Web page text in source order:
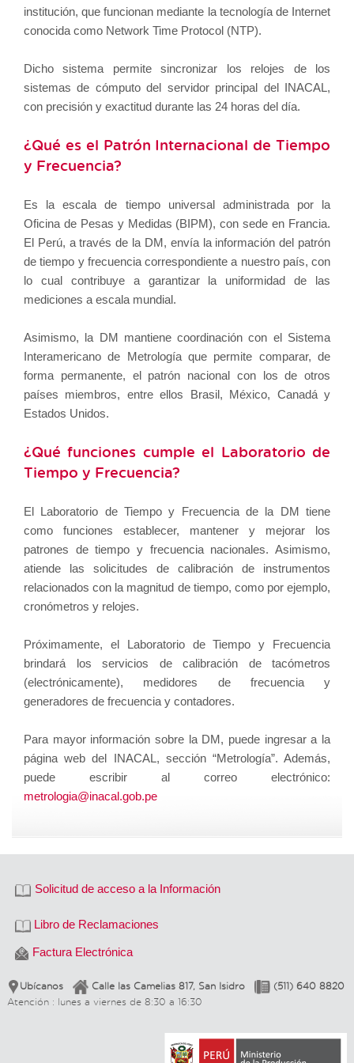
institución, que funcionan mediante la tecnología de Internet
conocida como Network Time Protocol (NTP).
Dicho sistema permite sincronizar los relojes de los
sistemas de cómputo del servidor principal del INACAL,
con precisión y exactitud durante las 24 horas del día.
¿Qué es el Patrón Internacional de Tiempo
y Frecuencia?
Es la escala de tiempo universal administrada por la
Oficina de Pesas y Medidas (BIPM), con sede en Francia.
El Perú, a través de la DM, envía la información del patrón
de tiempo y frecuencia correspondiente a nuestro país, con
lo cual contribuye a garantizar la uniformidad de las
mediciones a escala mundial.
Asimismo, la DM mantiene coordinación con el Sistema
Interamericano de Metrología que permite comparar, de
forma permanente, el patrón nacional con los de otros
países miembros, entre ellos Brasil, México, Canadá y
Estados Unidos.
¿Qué funciones cumple el Laboratorio de
Tiempo y Frecuencia?
El Laboratorio de Tiempo y Frecuencia de la DM tiene
como funciones establecer, mantener y mejorar los
patrones de tiempo y frecuencia nacionales. Asimismo,
atiende las solicitudes de calibración de instrumentos
relacionados con la magnitud de tiempo, como por ejemplo,
cronómetros y relojes.
Próximamente, el Laboratorio de Tiempo y Frecuencia
brindará los servicios de calibración de tacómetros
(electrónicamente), medidores de frecuencia y
generadores de frecuencia y contadores.
Para mayor información sobre la DM, puede ingresar a la
página web del INACAL, sección “Metrología”. Además,
puede escribir al correo electrónico:
metrologia@inacal.gob.pe
Solicitud de acceso a la Información
Libro de Reclamaciones
Factura Electrónica
Ubícanos Calle las Camelias 817, San Isidro
(511) 640 8820
Atención : lunes a viernes de 8:30 a 16:30